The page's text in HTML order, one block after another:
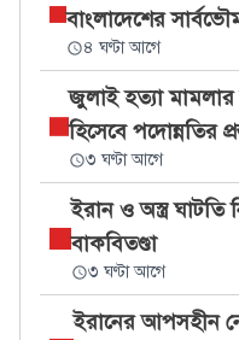
বাংলাদেশের
৪ ঘণ্টা আগে
জুলাই হত্যা
হিসেবে পদোন্নতির
৩ ঘণ্টা আগে
ইরান ও অস্ত্র ঘাটতি
বাকবিতণ্ডা
৩ ঘণ্টা আগে
ইরানের আপসহীন